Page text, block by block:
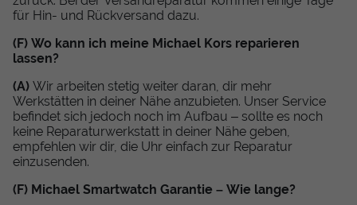
für Hin- und Rückversand dazu.
(F) Wo kann ich meine Michael Kors reparieren
lassen?
(A) Wir arbeiten stetig weiter daran, dir mehr
Werkstätten in deiner Nähe anzubieten. Unser Service
befindet sich jedoch noch im Aufbau – sollte es noch
keine Reparaturwerkstatt in deiner Nähe geben,
empfehlen wir dir, die Uhr einfach zur Reparatur
einzusenden.
(F) Michael Smartwatch Garantie – Wie lange?